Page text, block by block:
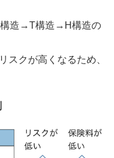
構造→T構造→H構造の
クが高くなるため、